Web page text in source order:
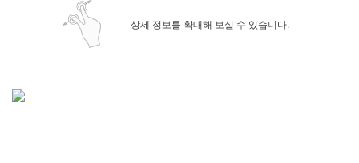
상세 정보를 확대해 보실 수 있습니다.